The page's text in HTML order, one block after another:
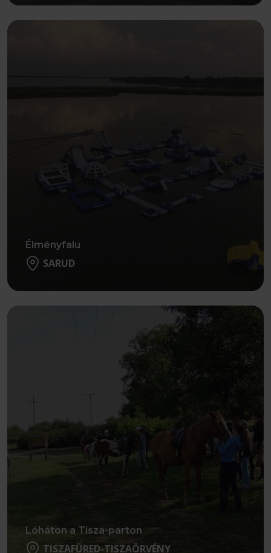
Élményfalu
SARUD
Lóháton a Tisza-parton
TISZAFÜRED-TISZAÖRVÉNY